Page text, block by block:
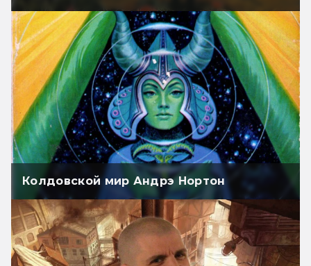
Колдовской мир Андрэ Нортон